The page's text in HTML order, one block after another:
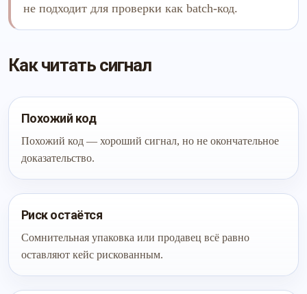
не подходит для проверки как batch-код.
Как читать сигнал
Похожий код
Похожий код — хороший сигнал, но не окончательное
доказательство.
Риск остаётся
Сомнительная упаковка или продавец всё равно
оставляют кейс рискованным.